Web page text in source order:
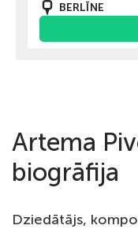
BERLĪNE
Artema
biogrāfija
Dziedātājs,